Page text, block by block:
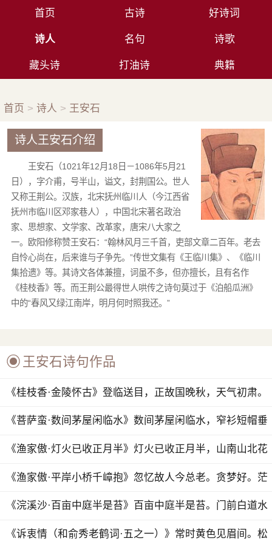
首页 古诗 好诗词
诗人 名句 诗歌
藏头诗 打油诗 典籍
首页 > 诗人 > 王安石
诗人王安石介绍
王安石（1021年12月18日－1086年5月21
日），字介甫，号半山，谥文，封荆国公。世人
又称王荆公。汉族，北宋抚州临川人（今江西省
抚州市临川区邓家巷人），中国北宋著名政治
家、思想家、文学家、改革家，唐宋八大家之
一。欧阳修称赞王安石：“翰林风月三千首，吏部文章二百年。老去
自怜心尚在，后来谁与子争先。”传世文集有《王临川集》、《临川
集拾遗》等。其诗文各体兼擅，词虽不多，但亦擅长，且有名作
《桂枝香》等。而王荆公最得世人哄传之诗句莫过于《泊船瓜洲》
中的“春风又绿江南岸，明月何时照我还。”
 王安石诗句作品
《桂枝香·金陵怀古》登临送目，正故国晚秋，天气初肃。
《菩萨蛮·数间茅屋闲临水》数间茅屋闲临水，窄衫短帽垂
杨里。花是去年红，吹开一...
《渔家傲·灯火已收正月半》灯火已收正月半，山南山北花
撩乱。闻说洊亭新水漫，骑...
《渔家傲·平岸小桥千嶂抱》忽忆故人今总老。贪梦好。茫
然忘了邯郸道。
《浣溪沙·百亩中庭半是苔》百亩中庭半是苔。门前白道水
萦回。爱闲能有几人来。小...
《诉衷情（和俞秀老鹤词·五之一）》常时黄色见眉间。松